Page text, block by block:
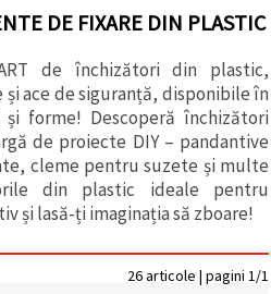
DE FIXARE DIN PLASTIC
de închizători din plastic,
ace de siguranță, disponibile în
forme! Descoperă închizători
de proiecte DIY – pandantive
cleme pentru suzete și multe
din plastic ideale pentru
și lasă-ți imaginația să zboare!
26 articole | pagini 1/1